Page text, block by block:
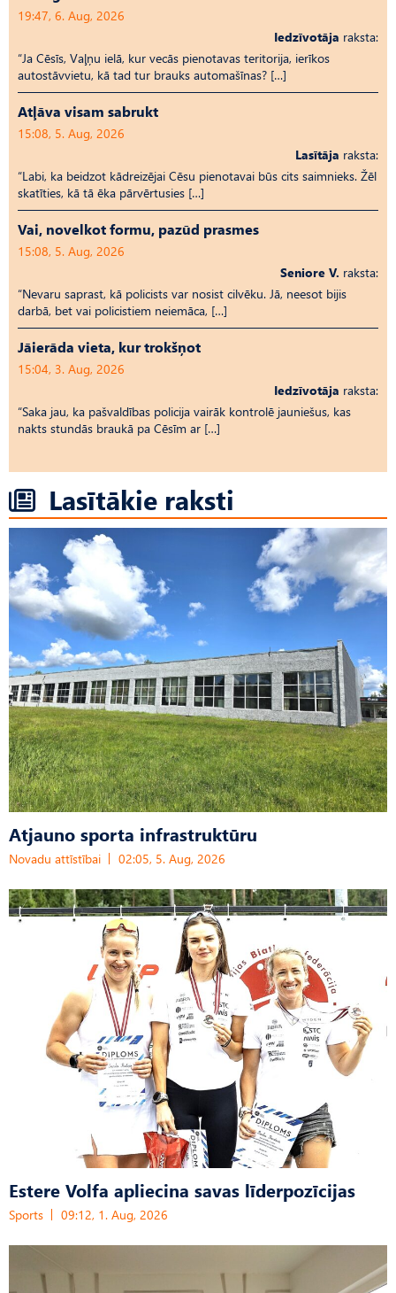
19:47, 6. Aug, 2026
Iedzīvotāja raksta:
“Ja Cēsīs, Vaļņu ielā, kur vecās pienotavas teritorija, ierīkos
autostāvvietu, kā tad tur brauks automašīnas? […]
Atļāva visam sabrukt
15:08, 5. Aug, 2026
Lasītāja raksta:
“Labi, ka beidzot kādreizējai Cēsu pienotavai būs cits saimnieks. Žēl
skatīties, kā tā ēka pārvērtusies […]
Vai, novelkot formu, pazūd prasmes
15:08, 5. Aug, 2026
Seniore V. raksta:
“Nevaru saprast, kā policists var nosist cilvēku. Jā, neesot bijis
darbā, bet vai policistiem neiemāca, […]
Jāierāda vieta, kur trokšņot
15:04, 3. Aug, 2026
Iedzīvotāja raksta:
“Saka jau, ka pašvaldības policija vairāk kontrolē jauniešus, kas
nakts stundās braukā pa Cēsīm ar […]
Lasītākie raksti
Atjauno sporta infrastruktūru
Novadu attīstībai 02:05, 5. Aug, 2026
Estere Volfa apliecina savas līderpozīcijas
Sports 09:12, 1. Aug, 2026